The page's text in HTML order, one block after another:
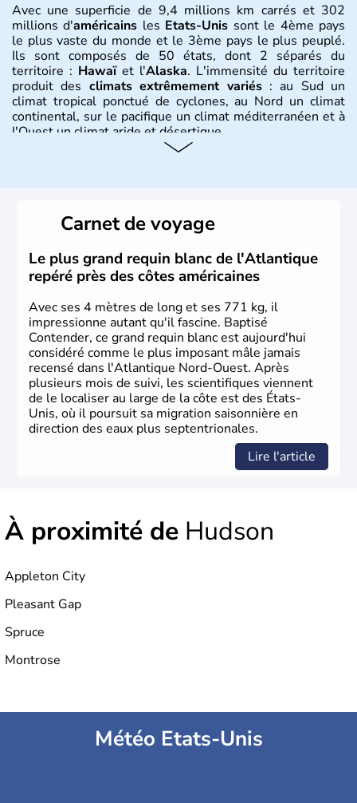
Avec une superficie de 9,4 millions km carrés et 302
millions d'américains les Etats-Unis sont le 4ème pays
le plus vaste du monde et le 3ème pays le plus peuplé.
Ils sont composés de 50 états, dont 2 séparés du
territoire : Hawaïet l'Alaska. L'immensité du territoire
produit des climats extrêmement variés: au Sud un
climat tropical ponctué de cyclones, au Nord un climat
continental, sur le pacifique un climat méditerranéen et à
l'Ouest un climat aride et désertique.
Plusieurs populations se sont succédées avant l'arrivée
des européens, suite à la découverte du continent par
Christophe Colomb en 1492. Les 13 colonies
britanniques proclament la Déclaration d'indépendance
en 1776 et adoptent leur première constitution en 1787.
La conquête de l'Ouest marque ensuite l'entrée dans une
phase de développement intense.
Carnet de voyage
Le plus grand requin blanc de l'Atlantique
repéré près des côtes américaines
Avec ses 4 mètres de long et ses 771 kg, il
impressionne autant qu'il fascine. Baptisé
Contender, ce grand requin blanc est aujourd'hui
considéré comme le plus imposant mâle jamais
recensé dans l'Atlantique Nord-Ouest. Après
plusieurs mois de suivi, les scientifiques viennent
de le localiser au large de la côte est des États-
Unis, où il poursuit sa migration saisonnière en
direction des eaux plus septentrionales.
Lire l'article
À proximité de Hudson
Appleton City
Pleasant Gap
Spruce
Montrose
Météo Etats-Unis